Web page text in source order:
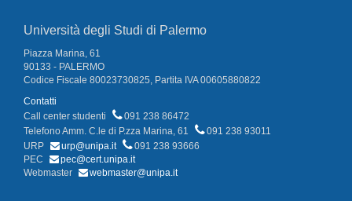
Università degli Studi di Palermo
Piazza Marina, 61
90133 - PALERMO
Codice Fiscale 80023730825, Partita IVA 00605880822
Contatti
Call center studenti
091 238 86472
Telefono Amm. C.le di P.zza Marina, 61
091 238 93011
URP
urp@unipa.it
091 238 93666
PEC
pec@cert.unipa.it
Webmaster
webmaster@unipa.it